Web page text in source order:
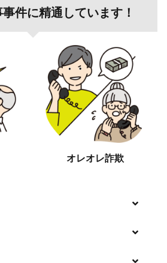
件に精通しています！
オレオレ詐欺